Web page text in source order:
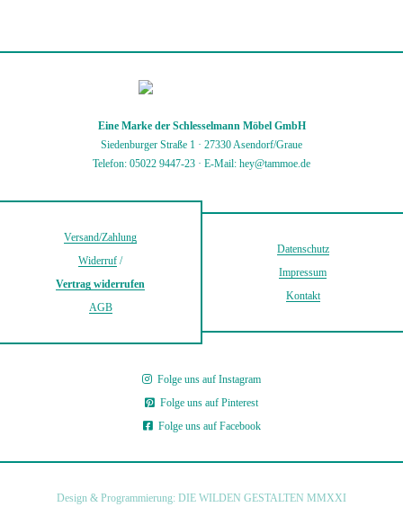
Eine Marke der Schlesselmann Möbel GmbH
Siedenburger Straße 1 · 27330 Asendorf/Graue
Telefon: 05022 9447-23 · E-Mail: hey@tammoe.de
Versand/Zahlung
Widerruf /
Vertrag widerrufen
AGB
Datenschutz
Impressum
Kontakt
Folge uns auf Instagram
Folge uns auf Pinterest
Folge uns auf Facebook
Design & Programmierung: DIE WILDEN GESTALTEN MMXXI